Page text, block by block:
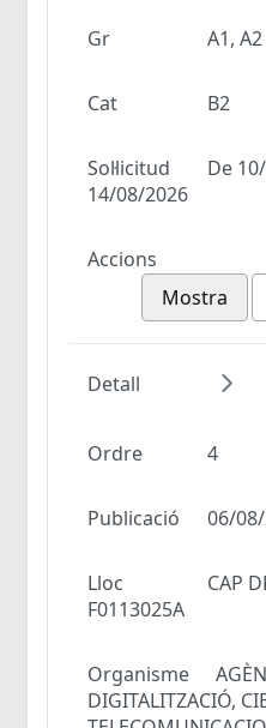
Gr A1, A2
Cat B2
Sol·licitud
De
14/08/2026
Accions
Mostra
Detall
Ordre 4
Publicació 06/
Lloc
CAP
F0113025A
Organisme
DIGITALITZACIÓ,